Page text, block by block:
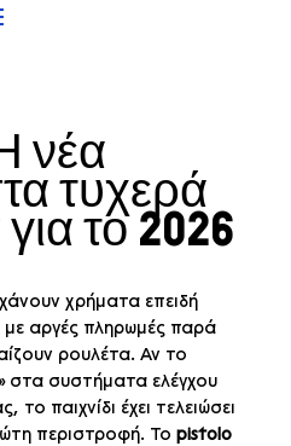
νέα
τυχερά
για το 2026
χρήματα επειδή
με αργές πληρωμές παρά
ρουλέτα. Αν το
στα συστήματα ελέγχου
παιχνίδι έχει τελειώσει
περιστροφή. Το pistolo